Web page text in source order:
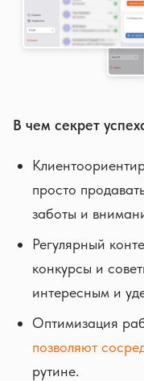
В чем секрет
просто
заботы и
Регулярный
конкурсы и
интересным и
Оптимизация
позволяют
рутине.